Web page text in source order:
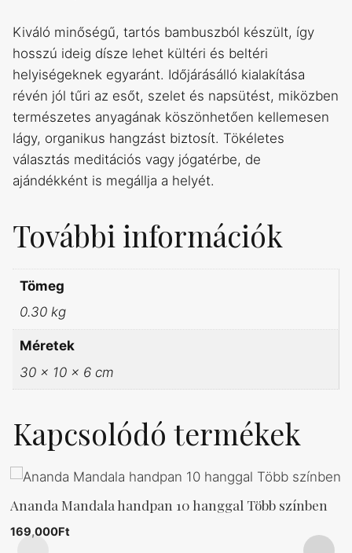
Kiváló minőségű, tartós bambuszból készült, így
hosszú ideig dísze lehet kültéri és beltéri
helyiségeknek egyaránt. Időjárásálló kialakítása
révén jól tűri az esőt, szelet és napsütést, miközben
természetes anyagának köszönhetően kellemesen
lágy, organikus hangzást biztosít. Tökéletes
választás meditációs vagy jógatérbe, de
ajándékként is megállja a helyét.
További információk
Tömeg
0.30 kg
Méretek
30 × 10 × 6 cm
Kapcsolódó termékek
Ananda Mandala handpan 10 hanggal Több színben
169,000Ft